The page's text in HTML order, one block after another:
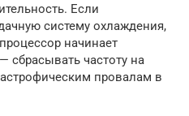
Если
систему охлаждения,
начинает
сбрасывать частоту на
провалам в